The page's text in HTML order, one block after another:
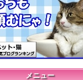
メニュー